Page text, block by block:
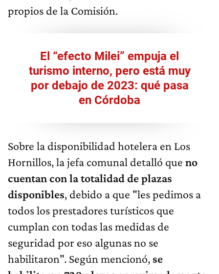
propios de la Comisión.
El “efecto Milei” empuja el
turismo interno, pero está muy
por debajo de 2023: qué pasa
en Córdoba
Sobre la disponibilidad hotelera en Los
Hornillos, la jefa comunal detalló que no
cuentan con la totalidad de plazas
disponibles, debido a que "les pedimos a
todos los prestadores turísticos que
cumplan con todas las medidas de
seguridad por eso algunas no se
habilitaron". Según mencionó, se